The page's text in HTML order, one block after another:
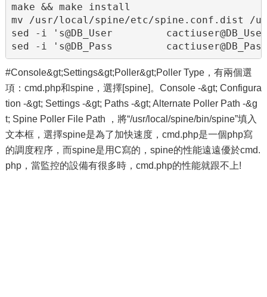
make && make install
mv /usr/local/spine/etc/spine.conf.dist /
sed -i 's@DB_User
sed -i 's@DB_Pass
#Console&gt;Settings&gt;Poller&gt;Poller Type，有兩個選
項：cmd.php和spine，選擇[spine]。Console -&gt; Configura
tion -&gt; Settings -&gt; Paths -&gt; Alternate Poller Path -&g
t; Spine Poller File Path ，將“/usr/local/spine/bin/spine”填入
文本框，選擇spine是為了加快速度，cmd.php是一個php寫
的調度程序，而spine是用C寫的，spine的性能遠遠優於cmd.
php，當監控的設備有很多時，cmd.php的性能就跟不上!